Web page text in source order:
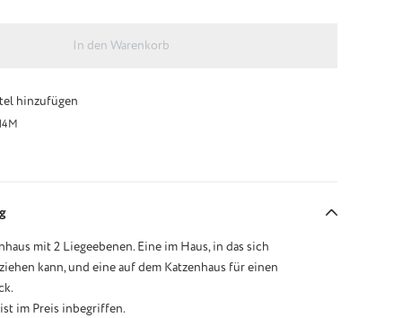
In den Warenkorb
hinzufügen
mit 2 Liegeebenen. Eine im Haus, in das sich
kann, und eine auf dem Katzenhaus für einen
ist im Preis inbegriffen.